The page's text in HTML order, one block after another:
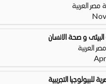
العربية
و صحة الانسان
العربية
التجريبية